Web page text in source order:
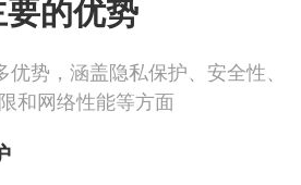
的优势
势，涵盖隐私保护、安全性、
和网络性能等方面